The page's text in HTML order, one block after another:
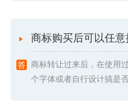
商标购买后可以任意
商标转让过来后，在使用
个字体或者自行设计搞是